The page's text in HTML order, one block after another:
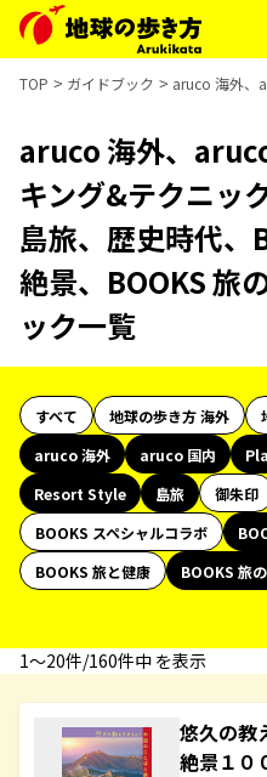
TOP ガイドブック aruco 海外、
aruco 海外、
キング&テクニッ
島旅、歴史時代、
絶景、BOOKS 旅
ック一覧
すべて 地球の歩き方 海外
aruco 海外
aruco 国内
Resort Style
島旅 御朱印
BOOKS スペシャルコラボ
BOOKS 旅と健康
BOOKS 旅
1〜20件/160件中 を表示
悠久の教
絶景１０